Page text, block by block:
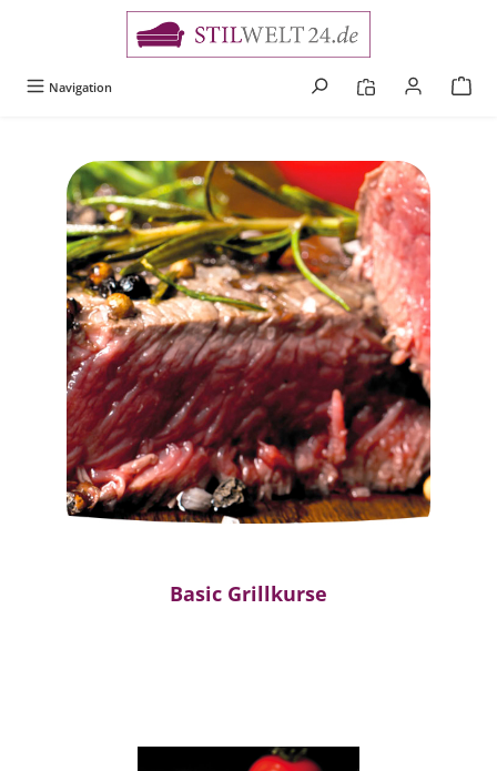
Navigation
Basic Grillkurse